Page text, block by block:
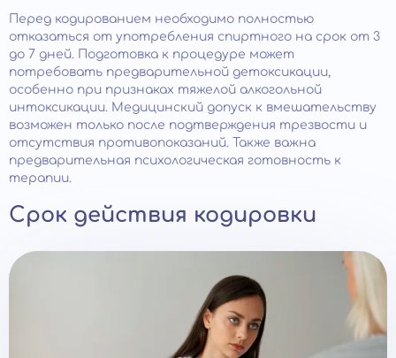
Перед кодированием необходимо полностью
отказаться от употребления спиртного на срок от 3
до 7 дней. Подготовка к процедуре может
потребовать предварительной детоксикации,
особенно при признаках тяжелой алкогольной
интоксикации. Медицинский допуск к вмешательству
возможен только после подтверждения трезвости и
отсутствия противопоказаний. Также важна
предварительная психологическая готовность к
терапии.
Срок действия кодировки